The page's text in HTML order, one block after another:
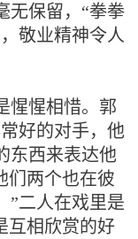
无保留，“拳拳
敬业精神令人
惺惺相惜。郭
好的对手，他
东西来表达他
们两个也在彼
”二人在戏里是
互相欣赏的好